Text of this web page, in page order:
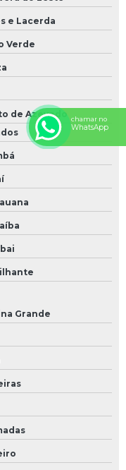
e Lacerda
Verde
de Azevedo
Grande
chamar no
WhatsApp